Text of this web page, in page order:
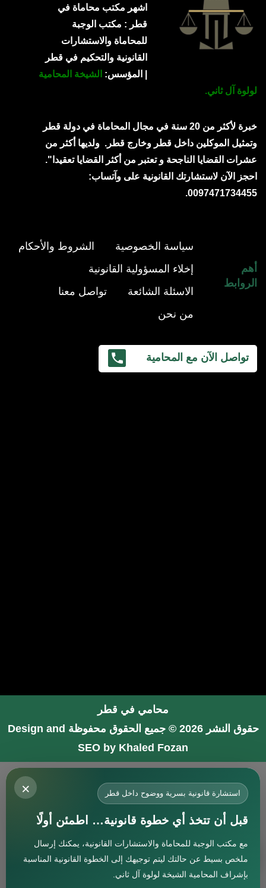
اشهر مكتب محاماة في
قطر : مكتب الوجبة
للمحاماة والاستشارات
القانونية والتحكيم في قطر
| المؤسس: الشيخة المحامية
لولوة آل ثاني.
خبرة لأكثر من 20 سنة في مجال المحاماة في دولة قطر
وتمثيل الموكلين داخل قطر وخارج قطر. ولديها أكثر من
عشرات القضايا الناجحة و تعتبر من أكثر القضايا تعقيدا".
احجز الآن لاستشارتك القانونية على وآتساب:
0097471734455.
أهم
الروابط
سياسة الخصوصية
الشروط والأحكام
إخلاء المسؤولية القانونية
الاسئلة الشائعة
تواصل معنا
من نحن
تواصل الآن مع المحامية
محامي في قطر
حقوق النشر 2026 © جميع الحقوق محفوظة
Design and
SEO by Khaled Fozan
استشارة
× استشارة قانونية بسرية ووضوح داخل قطر
قبل أن تتخذ أي خطوة قانونية… اطمئن أولًا
مع مكتب الوجبة للمحاماة والاستشارات القانونية، يمكنك إرسال
ملخص بسيط عن حالتك ليتم توجيهك إلى الخطوة القانونية المناسبة
بإشراف المحامية الشيخة لولوة آل ثاني.
محامي في جدة
محامي في الرياض شاطر
محامي في المدينة المنورة
المحامي صنيتان السبيعي
افضل محامي في جدة
محامي جنائي في البحرين